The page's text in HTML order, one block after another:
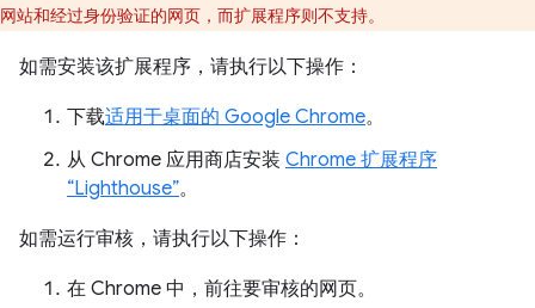
网站和经过身份验证的网页，而扩展程序则不支持。
如需安装该扩展程序，请执行以下操作：
下载适用于桌面的 Google Chrome。
从 Chrome 应用商店安装 Chrome 扩展程序
“Lighthouse”。
如需运行审核，请执行以下操作：
在 Chrome 中，前往要审核的网页。